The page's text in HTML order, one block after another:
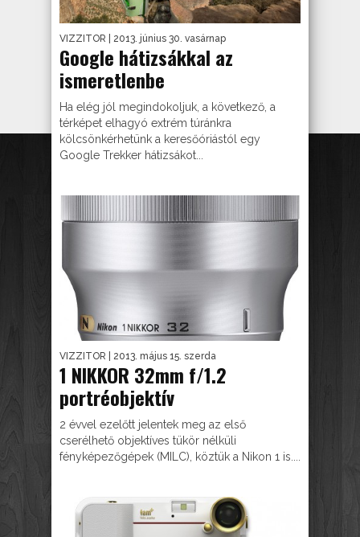
VIZZITOR | 2013. június 30. vasárnap
Google hátizsákkal az
ismeretlenbe
Ha elég jól megindokoljuk, a következő, a
térképet elhagyó extrém túránkra
kölcsönkérhetünk a keresőóriástól egy
Google Trekker hátizsákot...
VIZZITOR | 2013. május 15. szerda
1 NIKKOR 32mm f/1.2
portréobjektív
2 évvel ezelőtt jelentek meg az első
cserélhető objektíves tükör nélküli
fényképezőgépek (MILC), köztük a Nikon 1 is....